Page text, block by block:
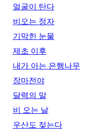
얼굴이 탄다
비오는 정자
기막힌 눈물
제초 이후
내가 아는 은행나무
장마전야
달력의 말
비 오는 날
우산도 젖는다